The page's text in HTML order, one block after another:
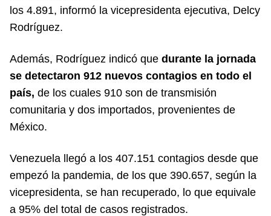
los 4.891, informó la vicepresidenta ejecutiva, Delcy
Rodríguez.
Además, Rodríguez indicó que durante la jornada
se detectaron 912 nuevos contagios en todo el
país, de los cuales 910 son de transmisión
comunitaria y dos importados, provenientes de
México.
Venezuela llegó a los 407.151 contagios desde que
empezó la pandemia, de los que 390.657, según la
vicepresidenta, se han recuperado, lo que equivale
a 95% del total de casos registrados.